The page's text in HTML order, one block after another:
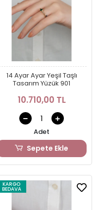
14 Ayar Ayar Yeşil Taşlı
Tasarım Yüzük 901
10.710,00 TL
Adet
Sepete Ekle
KARGO
BEDAVA